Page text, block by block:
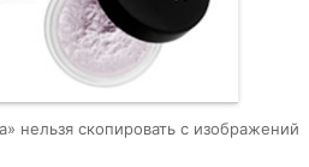
нельзя скопировать с изображений